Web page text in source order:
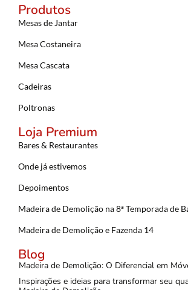
Produtos
Mesas de Jantar
Mesa Costaneira
Mesa Cascata
Cadeiras
Poltronas
Loja Premium
Bares & Restaurantes
Onde já estivemos
Depoimentos
Madeira de Demolição na 8ª Temporada de
Madeira de Demolição e Fazenda 14
Blog
Madeira de Demolição: O Diferencial em
Inspirações e ideias para transformar seu